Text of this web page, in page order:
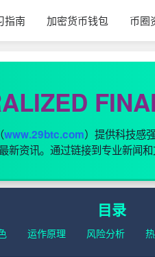
指南 加密货币钱包 币圈
www.29btc.com）提供科技感
新资讯。通过链接到专业新闻
目录
运作原理 风险分析